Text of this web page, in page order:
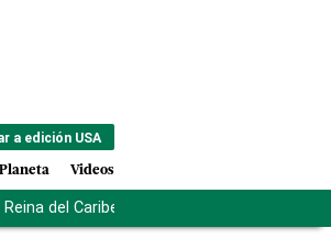
a edición USA
Planeta Videos
Reina del Caribe